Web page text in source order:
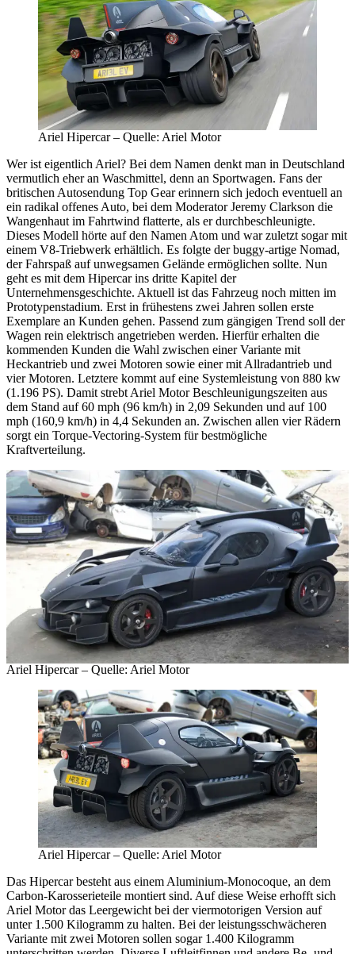
Ariel Hipercar – Quelle: Ariel Motor
Wer ist eigentlich Ariel? Bei dem Namen denkt man in Deutschland
vermutlich eher an Waschmittel, denn an Sportwagen. Fans der
britischen Autosendung Top Gear erinnern sich jedoch eventuell an
ein radikal offenes Auto, bei dem Moderator Jeremy Clarkson die
Wangenhaut im Fahrtwind flatterte, als er durchbeschleunigte.
Dieses Modell hörte auf den Namen Atom und war zuletzt sogar mit
einem V8-Triebwerk erhältlich. Es folgte der buggy-artige Nomad,
der Fahrspaß auf unwegsamen Gelände ermöglichen sollte. Nun
geht es mit dem Hipercar ins dritte Kapitel der
Unternehmensgeschichte. Aktuell ist das Fahrzeug noch mitten im
Prototypenstadium. Erst in frühestens zwei Jahren sollen erste
Exemplare an Kunden gehen. Passend zum gängigen Trend soll der
Wagen rein elektrisch angetrieben werden. Hierfür erhalten die
kommenden Kunden die Wahl zwischen einer Variante mit
Heckantrieb und zwei Motoren sowie einer mit Allradantrieb und
vier Motoren. Letztere kommt auf eine Systemleistung von 880 kw
(1.196 PS). Damit strebt Ariel Motor Beschleunigungszeiten aus
dem Stand auf 60 mph (96 km/h) in 2,09 Sekunden und auf 100
mph (160,9 km/h) in 4,4 Sekunden an. Zwischen allen vier Rädern
sorgt ein Torque-Vectoring-System für bestmögliche
Kraftverteilung.
Ariel Hipercar – Quelle: Ariel Motor
Ariel Hipercar – Quelle: Ariel Motor
Das Hipercar besteht aus einem Aluminium-Monocoque, an dem
Carbon-Karosserieteile montiert sind. Auf diese Weise erhofft sich
Ariel Motor das Leergewicht bei der viermotorigen Version auf
unter 1.500 Kilogramm zu halten. Bei der leistungsschwächeren
Variante mit zwei Motoren sollen sogar 1.400 Kilogramm